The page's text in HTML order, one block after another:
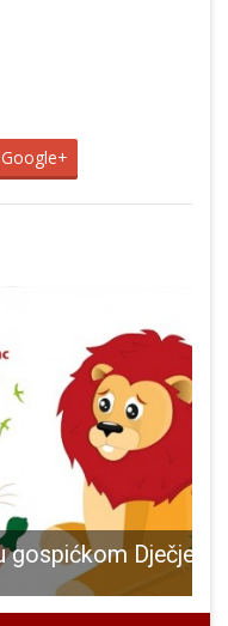
Google+
U petak u 10 sati u gospićkom Dječjem vrtiću predstava Zecmen